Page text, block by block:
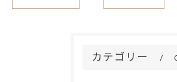
カテゴリー